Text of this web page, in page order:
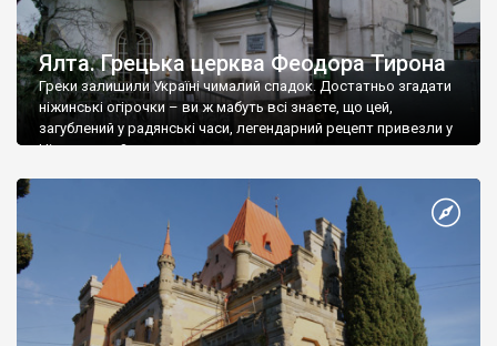
Ялта. Грецька церква Феодора Тирона
Греки залишили Україні чималий спадок. Достатньо згадати
ніжинські огірочки – ви ж мабуть всі знаєте, що цей,
загублений у радянські часи, легендарний рецепт привезли у
Ніжин греки?